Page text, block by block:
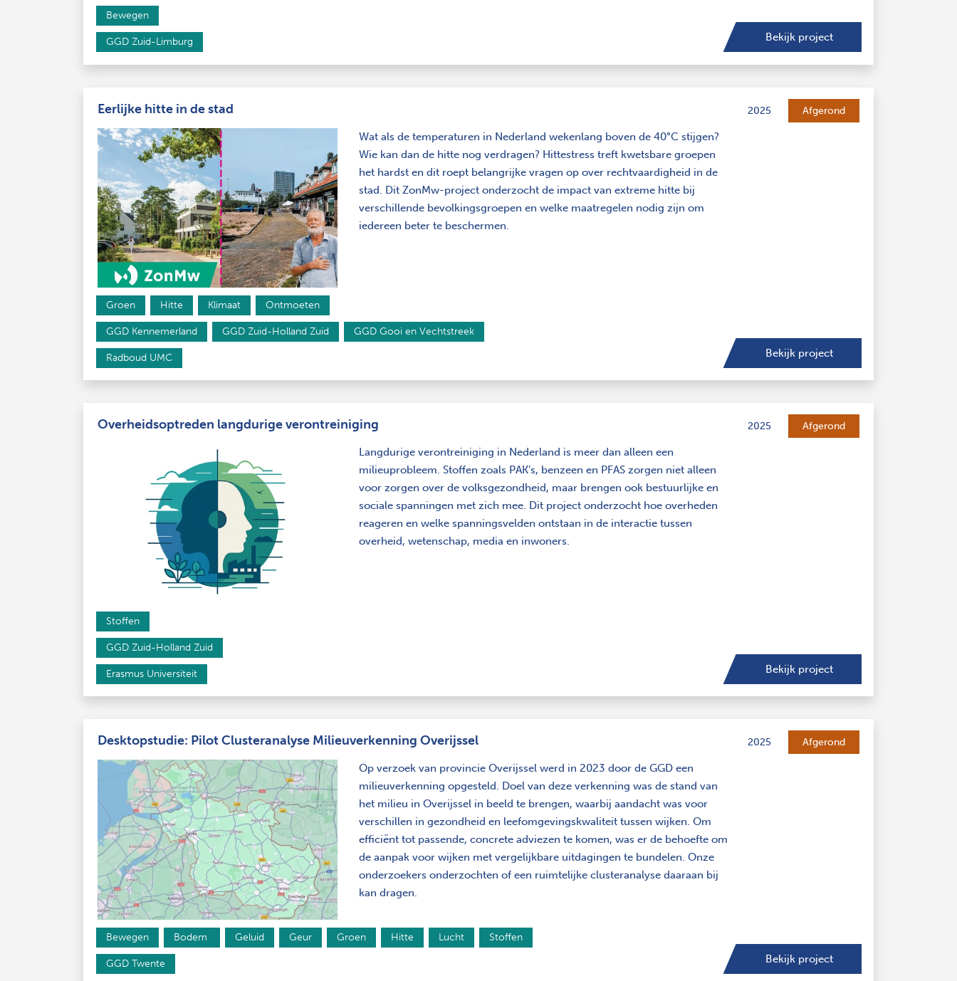
Bewegen
GGD Zuid-Limburg Bekijk project
Eerlijke hitte in de stad 2025 Afgerond
Wat als de temperaturen in Nederland wekenlang boven de 40°C stijgen?
Wie kan dan de hitte nog verdragen? Hittestress treft kwetsbare groepen
het hardst en dit roept belangrijke vragen op over rechtvaardigheid in de
stad. Dit ZonMw-project onderzocht de impact van extreme hitte bij
verschillende bevolkingsgroepen en welke maatregelen nodig zijn om
iedereen beter te beschermen.
Groen Hitte Klimaat Ontmoeten
GGD Kennemerland GGD Zuid-Holland Zuid GGD Gooi en Vechtstreek
Radboud UMC Bekijk project
Overheidsoptreden langdurige verontreiniging 2025 Afgerond
Langdurige verontreiniging in Nederland is meer dan alleen een
milieuprobleem. Stoffen zoals PAK’s, benzeen en PFAS zorgen niet alleen
voor zorgen over de volksgezondheid, maar brengen ook bestuurlijke en
sociale spanningen met zich mee. Dit project onderzocht hoe overheden
reageren en welke spanningsvelden ontstaan in de interactie tussen
overheid, wetenschap, media en inwoners.
Stoffen
GGD Zuid-Holland Zuid
Erasmus Universiteit Bekijk project
Desktopstudie: Pilot Clusteranalyse Milieuverkenning Overijssel 2025 Afgerond
Op verzoek van provincie Overijssel werd in 2023 door de GGD een
milieuverkenning opgesteld. Doel van deze verkenning was de stand van
het milieu in Overijssel in beeld te brengen, waarbij aandacht was voor
verschillen in gezondheid en leefomgevingskwaliteit tussen wijken. Om
efficiënt tot passende, concrete adviezen te komen, was er de behoefte om
de aanpak voor wijken met vergelijkbare uitdagingen te bundelen. Onze
onderzoekers onderzochten of een ruimtelijke clusteranalyse daaraan bij
kan dragen.
Bewegen Bodem Geluid Geur Groen Hitte Lucht Stoffen
GGD Twente Bekijk project